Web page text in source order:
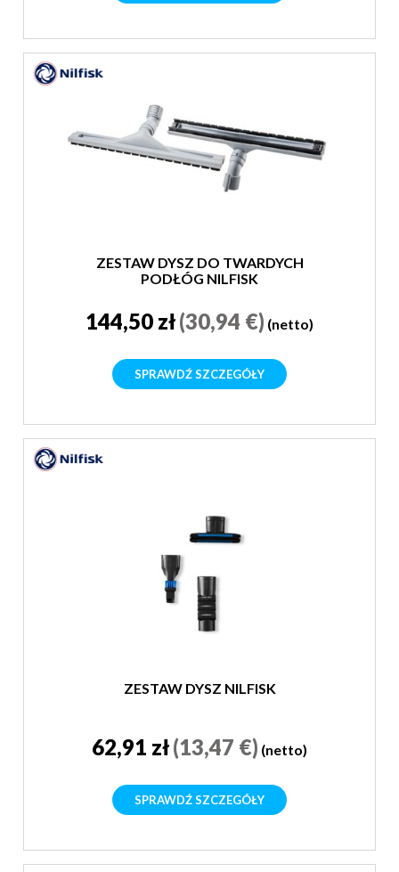
ZESTAW DYSZ DO TWARDYCH
PODŁÓG NILFISK
144,50 zł(30,94 €) (netto)
SPRAWDŹ SZCZEGÓŁY
ZESTAW DYSZ NILFISK
62,91 zł(13,47 €) (netto)
SPRAWDŹ SZCZEGÓŁY